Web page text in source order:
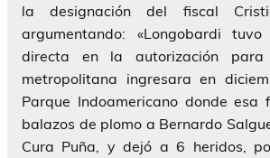
la designación del fiscal
argumentando: «Longobardi tuvo
directa en la autorización
metropolitana ingresara en
Parque Indoamericano donde esa
balazos de plomo a Bernardo
Cura Puña, y dejó a 6 heridos,